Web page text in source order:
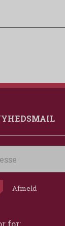
Afmeld
for: